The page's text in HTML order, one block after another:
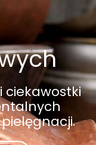
ciekawostki